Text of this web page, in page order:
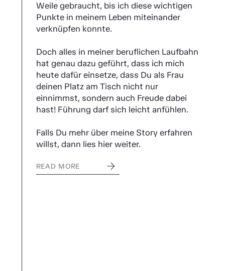
Weile gebraucht, bis ich diese wichtigen
Punkte in meinem Leben miteinander
verknüpfen konnte.
Doch alles in meiner beruflichen Laufbahn
hat genau dazu geführt, dass ich mich
heute dafür einsetze, dass Du als Frau
deinen Platz am Tisch nicht nur
einnimmst, sondern auch Freude dabei
hast! Führung darf sich leicht anfühlen.
Falls Du mehr über meine Story erfahren
willst, dann lies hier weiter.
READ MORE